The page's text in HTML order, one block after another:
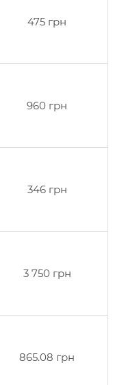
475 грн
960 грн
346 грн
3 750 грн
865.08 грн